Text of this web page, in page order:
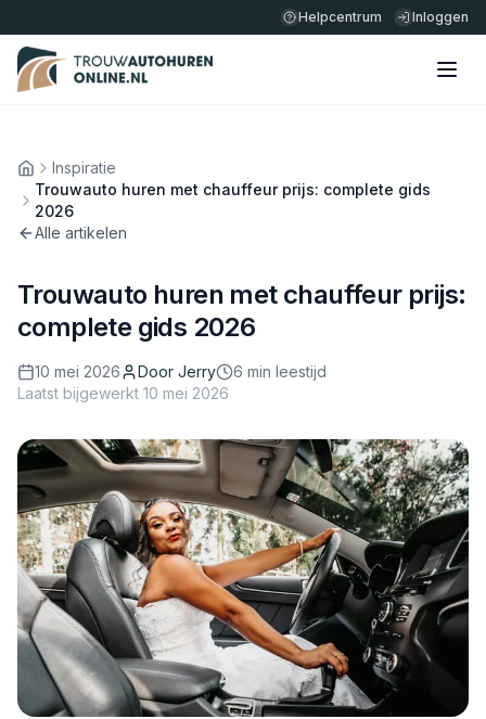
Helpcentrum Inloggen
HomeInspiratie
Trouwauto huren met chauffeur prijs: complete gids
2026
Alle artikelen
Trouwauto huren met chauffeur prijs:
complete gids 2026
10 mei 2026 Door Jerry 6 min leestijd
Laatst bijgewerkt 10 mei 2026